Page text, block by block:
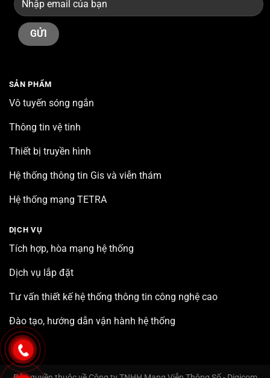
SẢN PHẨM
Vô tuyến sóng ngắn
Thông tin vệ tinh
Thiết bị truyền hình
Hệ thống thông tin Gis và viễn thám
Hệ thống mạng TETRA
DỊCH VỤ
Tích hợp, hòa mạng hệ thống
Dịch vụ lắp đặt
Tư vấn thiết kế hệ thống thông tin công nghệ cao
Đào tạo, hướng dẫn vận hành hệ thống